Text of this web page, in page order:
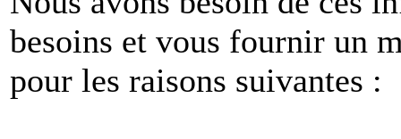
besoins et vous fournir un
pour les raisons suivantes :